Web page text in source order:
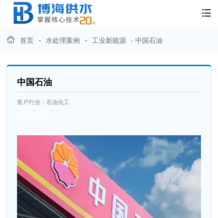
首页 - 水处理案例 - 工业新能源 - 中国石油
中国石油
客户行业：石油化工